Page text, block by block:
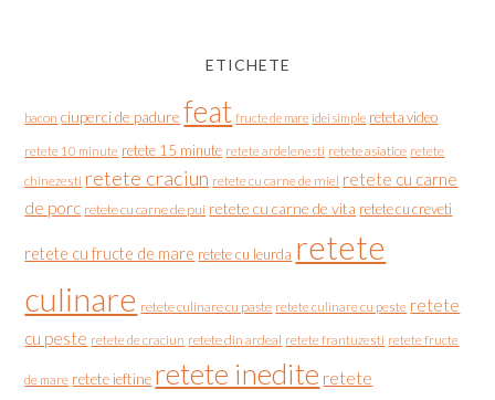
ETICHETE
bacon ciuperci de padure feat fructe de mare idei simple reteta video
retete 10 minute retete 15 minute retete ardelenesti retete asiatice retete
chinezesti retete craciun retete cu carne de miel retete cu carne
de porc retete cu carne de pui retete cu carne de vita retete cu creveti
retete cu fructe de mare retete cu leurda retete
culinare retete culinare cu paste retete culinare cu peste retete
cu peste retete de craciun retete din ardeal retete frantuzesti retete fructe
de mare retete ieftine retete inedite retete